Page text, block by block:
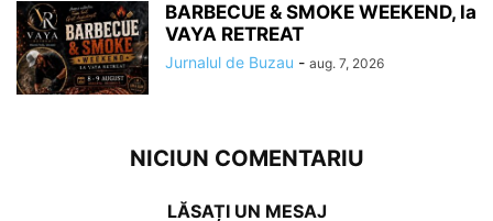
BARBECUE & SMOKE WEEKEND, la
VAYA RETREAT
Jurnalul de Buzau - aug. 7, 2026
NICIUN COMENTARIU
LĂSAȚI UN MESAJ